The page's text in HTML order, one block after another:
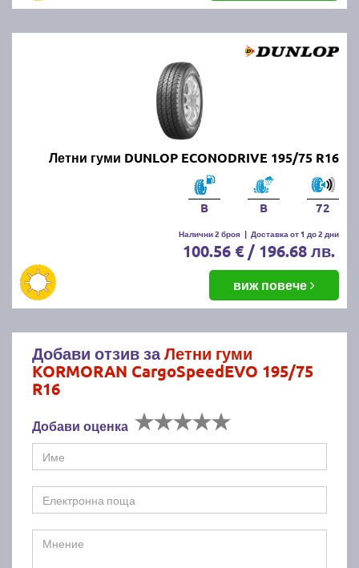
Летни гуми DUNLOP ECONODRIVE 195/75 R16
B B 72
Налични 2 броя | Доставка от 1 до 2 дни
100.56 € / 196.68 лв.
виж повече
Добави отзив заЛетни гуми
KORMORAN CargoSpeedEVO 195/75
R16
Добави оценка